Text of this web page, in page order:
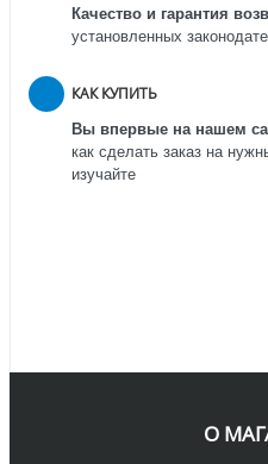
Качество и гарантия
установленных
КАК КУПИТЬ
Вы впервые на нашем
как сделать заказ на
изучайте
О